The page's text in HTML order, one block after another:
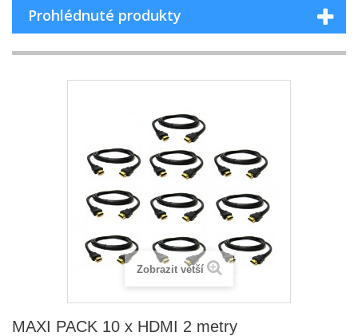
Prohlédnuté produkty
Zobrazit větší
MAXI PACK 10 x HDMI 2 metry